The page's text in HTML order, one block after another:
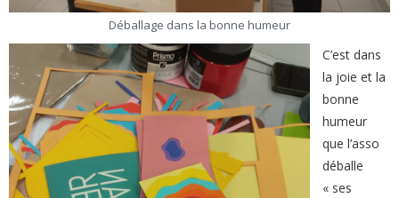
Déballage dans la bonne humeur
C’est dans
la joie et la
bonne
humeur
que l’asso
déballe
« ses